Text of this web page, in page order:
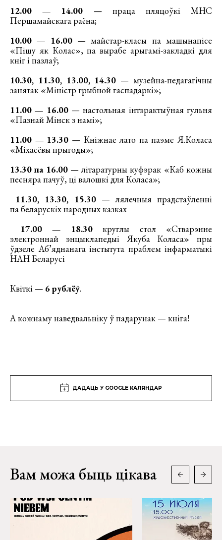
12.00 — 14.00 — праца пляцоўкі МНС
Першамайскага раёна;
10.00 — 16.00— майстар-класы па машынапісе
«Пішу як Колас», па вырабе арыгамі-закладкі для
кніг і пазлаў;
10.30, 11.30, 13.00, 14.30 — музейна-педагагічны
занятак «Міністр грыбной гаспадаркі»;
11.00 — 16.00— настольная інтэрактыўная гульня
«Пазнай Мінск з намі»;
11.00 — 13.30 — Кніжнае лато па паэме Я.Коласа
«Міхасёвы прыгоды»;
13.30 па 16.00— літаратурны куфэрак «Каб кожны
песняра пачуў, ці валошкі для Коласа»;
11.30, 13.30, 15.30— лялечныя прадстаўленні
па беларускіх народных казках
17.00 — 18.30круглы стол «Стварэнне
электроннай энцыклапедыі Якуба Коласа» пры
ўдзеле Аб’яднанага інстытута праблем інфарматыкі
НАН Беларусі
Квіткі — 6 рублёў.
А кожнаму наведвальніку ў падарунак — кніга!
ДАДАЦЬ У GOOGLE КАЛЯНДАР
Вам можа быць цікава